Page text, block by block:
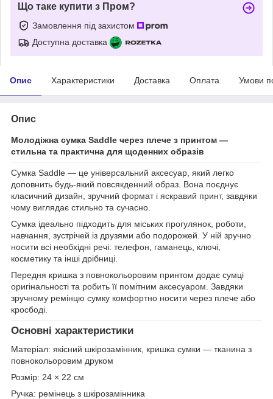
Що таке купити з Пром?
Замовлення під захистом
Доступна доставка
Опис Характеристики Доставка Оплата Умови
Опис
Молодіжна сумка Saddle через плече з принтом —
стильна та практична для щоденних образів
Сумка Saddle — це універсальний аксесуар, який легко
доповнить будь-який повсякденний образ. Вона поєднує
класичний дизайн, зручний формат і яскравий принт, завдяки
чому виглядає стильно та сучасно.
Сумка ідеально підходить для міських прогулянок, роботи,
навчання, зустрічей із друзями або подорожей. У ній зручно
носити всі необхідні речі: телефон, гаманець, ключі,
косметику та інші дрібниці.
Передня кришка з повнокольоровим принтом додає сумці
оригінальності та робить її помітним аксесуаром. Завдяки
зручному ремінцю сумку комфортно носити через плече або
кросбоді.
Основні характеристики
Матеріал: якісний шкірозамінник, кришка сумки — тканина з
повнокольоровим друком
Розмір: 24 × 22 см
Ручка: ремінець з шкірозамінника